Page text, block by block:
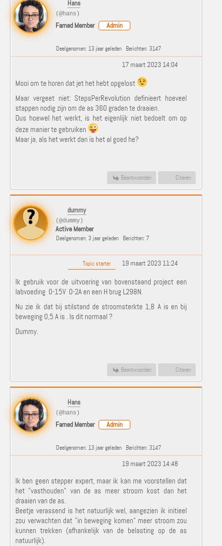
Hans
(@hans)
Famed Member Admin
Deelgenomen: 13 jaar geleden Berichten: 3147
17 maart 2023 14:04
Mooi om te horen dat jet het hebt opgelost
Maar vergeet niet: StepsPerRevolution definieert hoeveel
stappen nodig zijn om de as 360 graden te draaien.
Dus hoewel het werkt, is het eigenlijk niet bedoelt om op
deze manier te gebruiken
Maar ja, als het werkt dan is het al goed he?
Beantwoorden Citeren
dummy
(@dummy)
Active Member
Deelgenomen: 3 jaar geleden Berichten: 7
Topic starter 19 maart 2023 11:24
Ik gebruik voor de uitvoering van bovenstaand project een
labvoeding 0-15V 0-2A en een H brug L298N.
Nu zie ik dat bij stilstand de stroomsterkte 1,8 A is en bij
beweging 0,5 A is . Is dit normaal ?
Dummy.
Beantwoorden Citeren
Hans
(@hans)
Famed Member Admin
Deelgenomen: 13 jaar geleden Berichten: 3147
19 maart 2023 14:48
Ik ben geen stepper expert, maar ik kan me voorstellen dat
het "vasthouden" van de as meer stroom kost dan het
draaien van de as.
Beetje verassend is het natuurlijk wel, aangezien ik initieel
zou verwachten dat "in beweging komen" meer stroom zou
kunnen trekken (afhankelijk van de belasting op de as
natuurlijk).